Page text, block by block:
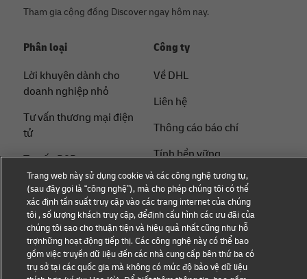
Tham gia cộng đồng Discover ngay hôm nay.
Phân loại
Lời khuyên dành cho
doanh nghiệp nhỏ
Tư vấn thương mại điện
tử
Tư vấn B2B
Tư vấn logistics
Tin tức & Thông tin chi
tiết
Vận chuyển bằng DHL
Công ty
Về DHL
Liên hệ
Thông cáo báo chí
Tính bền vững
Thông báo pháp lý
Điều khoản sử dụng
Quyền riêng tư
Cài đặt cookie
Trang web này sử dụng cookie và các công nghệ tương tự,
(sau đây gọi là “công nghệ”), mà cho phép chúng tôi có thể
xác định tần suất truy cập vào các trang internet của chúng
tôi , số lượng khách truy cập, đểđịnh cấu hình các ưu đãi của
chúng tôi sao cho thuận tiện và hiệu quả nhất cũng như hỗ
trợnhững hoạt động tiếp thị. Các công nghệ này có thể bao
gồm việc truyền dữ liệu đến các nhà cung cấp bên thứ ba có
trụ sở tại các quốc gia mà không có mức độ bảo vệ dữ liệu